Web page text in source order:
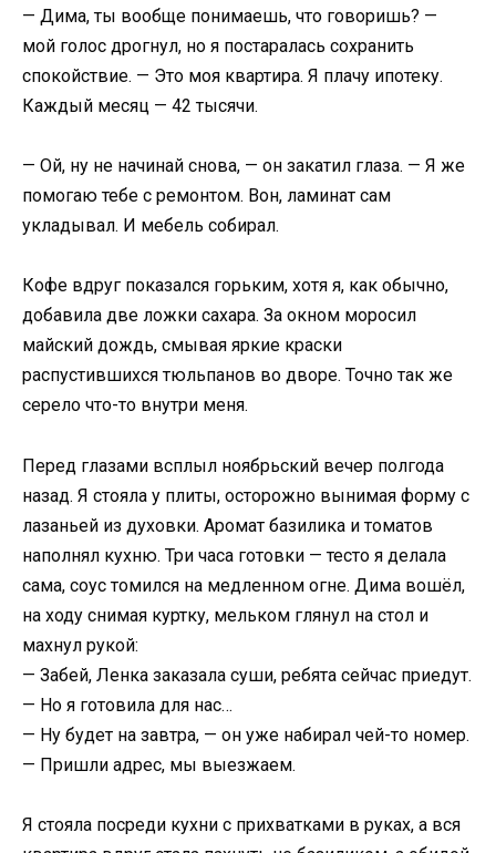
— Дима, ты вообще понимаешь, что говоришь? —
мой голос дрогнул, но я постаралась сохранить
спокойствие. — Это моя квартира. Я плачу ипотеку.
Каждый месяц — 42 тысячи.
— Ой, ну не начинай снова, — он закатил глаза. — Я же
помогаю тебе с ремонтом. Вон, ламинат сам
укладывал. И мебель собирал.
Кофе вдруг показался горьким, хотя я, как обычно,
добавила две ложки сахара. За окном моросил
майский дождь, смывая яркие краски
распустившихся тюльпанов во дворе. Точно так же
серело что-то внутри меня.
Перед глазами всплыл ноябрьский вечер полгода
назад. Я стояла у плиты, осторожно вынимая форму с
лазаньей из духовки. Аромат базилика и томатов
наполнял кухню. Три часа готовки — тесто я делала
сама, соус томился на медленном огне. Дима вошёл,
на ходу снимая куртку, мельком глянул на стол и
махнул рукой:
— Забей, Ленка заказала суши, ребята сейчас приедут.
— Но я готовила для нас…
— Ну будет на завтра, — он уже набирал чей-то номер.
— Пришли адрес, мы выезжаем.
Я стояла посреди кухни с прихватками в руках, а вся